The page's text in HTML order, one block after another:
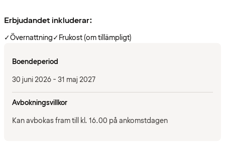
Erbjudandet inkluderar:
✓Övernattning✓Frukost (om tillämpligt)
Boendeperiod
30 juni 2026 - 31 maj 2027
Avbokningsvillkor
Kan avbokas fram till kl. 16.00 på ankomstdagen